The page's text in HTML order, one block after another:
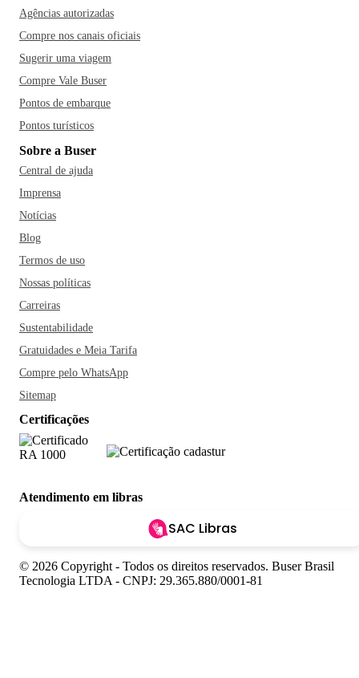
Agências autorizadas
Compre nos canais oficiais
Sugerir uma viagem
Compre Vale Buser
Pontos de embarque
Pontos turísticos
Sobre a Buser
Central de ajuda
Imprensa
Notícias
Blog
Termos de uso
Nossas políticas
Carreiras
Sustentabilidade
Gratuidades e Meia Tarifa
Compre pelo WhatsApp
Sitemap
Certificações
Atendimento em libras
SAC Libras
© 2026 Copyright - Todos os direitos reservados. Buser Brasil
Tecnologia LTDA - CNPJ: 29.365.880/0001-81